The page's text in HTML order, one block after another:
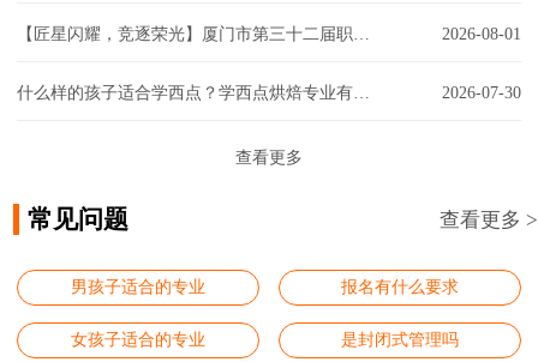
2026-08-01
2026-07-30
查看更多
常见问题 查看更多 >
男孩子适合的专业 报名有什么要求
女孩子适合的专业 是封闭式管理吗